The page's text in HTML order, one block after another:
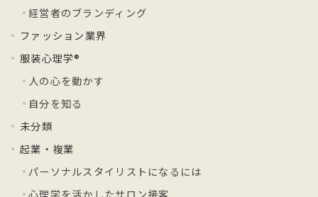
経営者のブランディング
ファッション業界
服装心理学®
人の心を動かす
自分を知る
未分類
起業・複業
パーソナルスタイリストになるには